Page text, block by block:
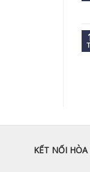
KẾT NỐI